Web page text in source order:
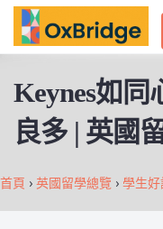
Keynes如
良多 | 英國
首頁 › 英國留學總覽 › 學生